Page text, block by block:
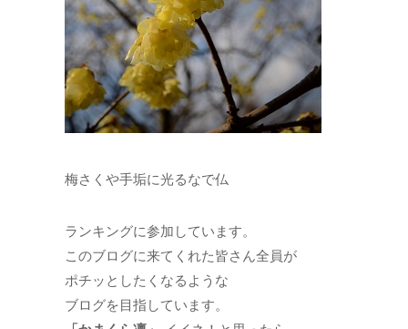
梅さくや手垢に光るなで仏
ランキングに参加しています。
このブログに来てくれた皆さん全員が
ポチッとしたくなるような
ブログを目指しています。